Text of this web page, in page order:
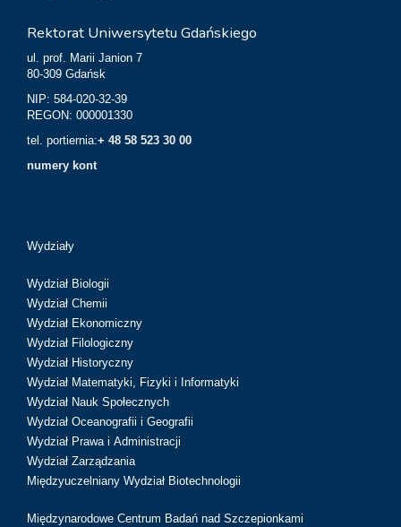
Rektorat Uniwersytetu Gdańskiego
ul. prof. Marii Janion 7
80-309 Gdańsk
NIP: 584-020-32-39
REGON: 000001330
tel. portiernia:+ 48 58 523 30 00
numery kont
Wydziały
Wydział Biologii
Wydział Chemii
Wydział Ekonomiczny
Wydział Filologiczny
Wydział Historyczny
Wydział Matematyki, Fizyki i Informatyki
Wydział Nauk Społecznych
Wydział Oceanografii i Geografii
Wydział Prawa i Administracji
Wydział Zarządzania
Międzyuczelniany Wydział Biotechnologii
Międzynarodowe Centrum Badań nad Szczepionkami